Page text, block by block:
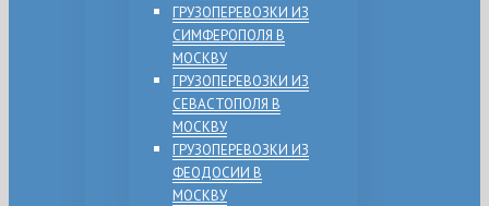
ГРУЗОПЕРЕВОЗКИ ИЗ
СИМФЕРОПОЛЯ В
МОСКВУ
ГРУЗОПЕРЕВОЗКИ ИЗ
СЕВАСТОПОЛЯ В
МОСКВУ
ГРУЗОПЕРЕВОЗКИ ИЗ
ФЕОДОСИИ В
МОСКВУ